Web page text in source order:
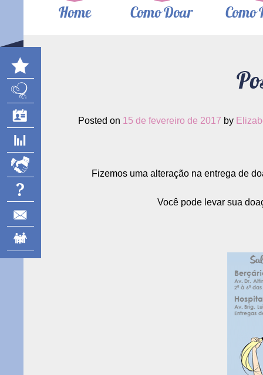
Home Como Doar Como
Posted on 15 de fevereiro de 2017 by
Fizemos uma alteração na entrega de
Você pode levar sua